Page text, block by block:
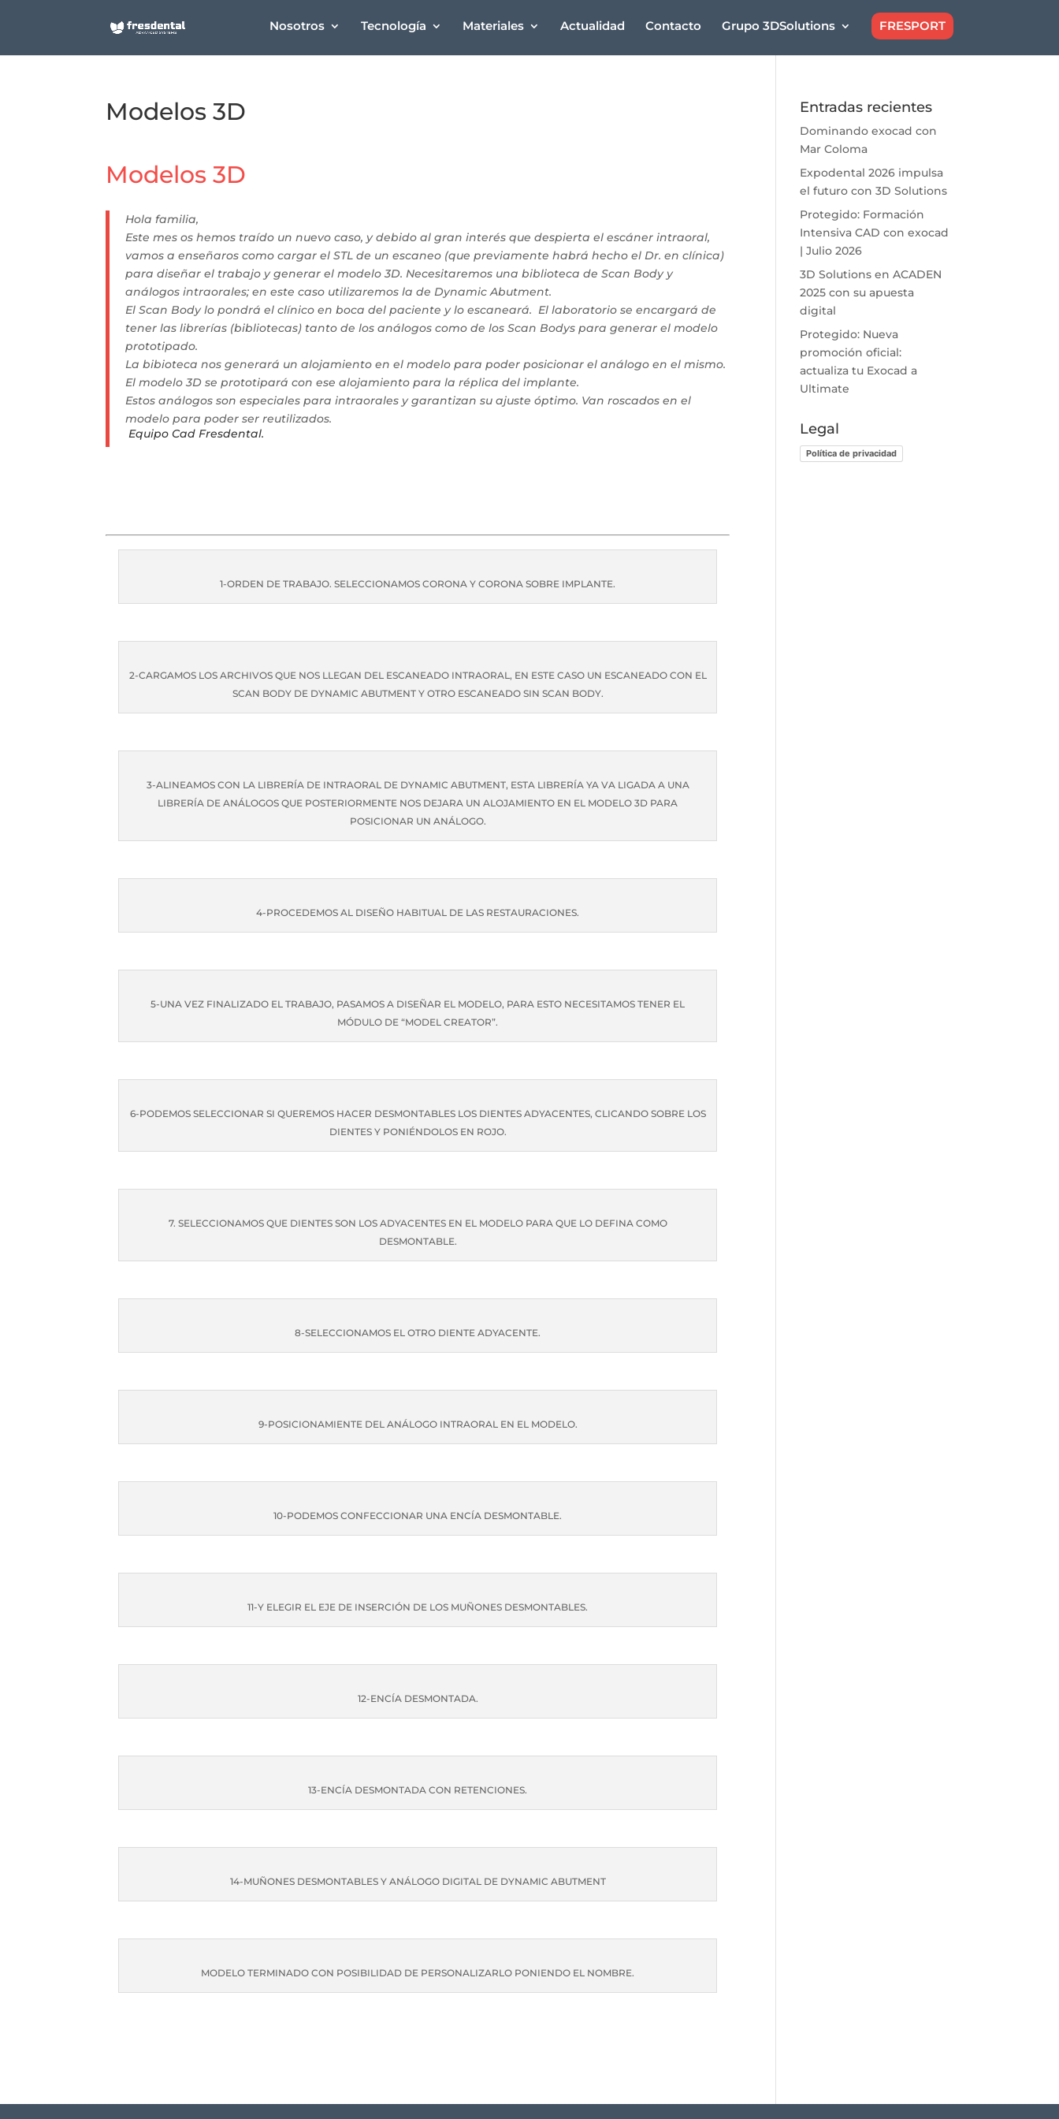
Nosotros Tecnología Materiales Actualidad Contacto Grupo 3DSolutions FRESPORT
Modelos 3D
Modelos 3D
Hola familia,
Este mes os hemos traído un nuevo caso, y debido al gran interés que despierta el escáner intraoral,
vamos a enseñaros como cargar el STL de un escaneo (que previamente habrá hecho el Dr. en clínica)
para diseñar el trabajo y generar el modelo 3D. Necesitaremos una biblioteca de Scan Body y
análogos intraorales; en este caso utilizaremos la de Dynamic Abutment.
El Scan Body lo pondrá el clínico en boca del paciente y lo escaneará. El laboratorio se encargará de
tener las librerías (bibliotecas) tanto de los análogos como de los Scan Bodys para generar el modelo
prototipado.
La bibioteca nos generará un alojamiento en el modelo para poder posicionar el análogo en el mismo.
El modelo 3D se prototipará con ese alojamiento para la réplica del implante.
Estos análogos son especiales para intraorales y garantizan su ajuste óptimo. Van roscados en el
modelo para poder ser reutilizados.
Equipo Cad Fresdental.
1-ORDEN DE TRABAJO. SELECCIONAMOS CORONA Y CORONA SOBRE IMPLANTE.
2-CARGAMOS LOS ARCHIVOS QUE NOS LLEGAN DEL ESCANEADO INTRAORAL, EN ESTE CASO UN ESCANEADO CON EL
SCAN BODY DE DYNAMIC ABUTMENT Y OTRO ESCANEADO SIN SCAN BODY.
3-ALINEAMOS CON LA LIBRERÍA DE INTRAORAL DE DYNAMIC ABUTMENT, ESTA LIBRERÍA YA VA LIGADA A UNA
LIBRERÍA DE ANÁLOGOS QUE POSTERIORMENTE NOS DEJARA UN ALOJAMIENTO EN EL MODELO 3D PARA
POSICIONAR UN ANÁLOGO.
4-PROCEDEMOS AL DISEÑO HABITUAL DE LAS RESTAURACIONES.
5-UNA VEZ FINALIZADO EL TRABAJO, PASAMOS A DISEÑAR EL MODELO, PARA ESTO NECESITAMOS TENER EL
MÓDULO DE “MODEL CREATOR”.
6-PODEMOS SELECCIONAR SI QUEREMOS HACER DESMONTABLES LOS DIENTES ADYACENTES, CLICANDO SOBRE LOS
DIENTES Y PONIÉNDOLOS EN ROJO.
7. SELECCIONAMOS QUE DIENTES SON LOS ADYACENTES EN EL MODELO PARA QUE LO DEFINA COMO
DESMONTABLE.
8-SELECCIONAMOS EL OTRO DIENTE ADYACENTE.
9-POSICIONAMIENTE DEL ANÁLOGO INTRAORAL EN EL MODELO.
10-PODEMOS CONFECCIONAR UNA ENCÍA DESMONTABLE.
11-Y ELEGIR EL EJE DE INSERCIÓN DE LOS MUÑONES DESMONTABLES.
12-ENCÍA DESMONTADA.
13-ENCÍA DESMONTADA CON RETENCIONES.
14-MUÑONES DESMONTABLES Y ANÁLOGO DIGITAL DE DYNAMIC ABUTMENT
MODELO TERMINADO CON POSIBILIDAD DE PERSONALIZARLO PONIENDO EL NOMBRE.
Entradas recientes
Dominando exocad con
Mar Coloma
Expodental 2026 impulsa
el futuro con 3D Solutions
Protegido: Formación
Intensiva CAD con exocad
| Julio 2026
3D Solutions en ACADEN
2025 con su apuesta
digital
Protegido: Nueva
promoción oficial:
actualiza tu Exocad a
Ultimate
Legal
Política de privacidad